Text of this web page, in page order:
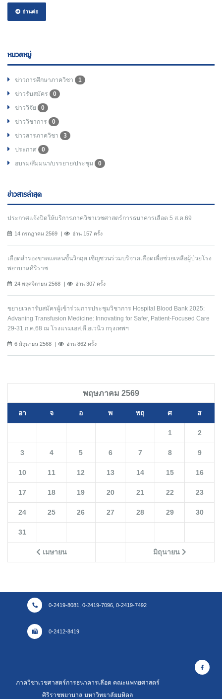
อ่านต่อ
หมวดหมู่
ข่าวการศึกษาภาควิชา
1
ข่าวรับสมัคร
0
ข่าววิจัย
0
ข่าววิชาการ
0
ข่าวสารภาควิชา
3
ประกาศ
0
อบรม/สัมมนา/บรรยาย/ประชุม
0
ข่าวสารล่าสุด
ประกาศแจ้งปิดให้บริการภาควิชาเวชศาสตร์การธนาคารเลือด 5 ส.ค.69
14 กรกฎาคม 2569 อ่าน 157 ครั้ง
เลือดสำรองขาดแคลนขั้นวิกฤต เชิญชวนร่วมบริจาคเลือดเพื่อช่วยเหลือผู้ป่วยโรง
พยาบาลศิริราช
24 พฤศจิกายน 2568 อ่าน 307 ครั้ง
ขยายเวลารับสมัครผู้เข้าร่วมการประชุมวิชาการ Hospital Blood Bank 2025:
Advaning Transfusion Medicine: Innovating for Safer, Patient-Focused Care
29-31 ก.ค.68 ณ โรงแรมเอส.ดี.อเวนิว กรุงเทพฯ
6 มิถุนายน 2568 อ่าน 862 ครั้ง
พฤษภาคม 2569
อา จ อ พ พฤ ศ ส
เมษายน มิถุนายน
1 2
3 4 5 6 7 8 9
10 11 12 13 14 15 16
17 18 19 20 21 22 23
24 25 26 27 28 29 30
31
0-2419-8081, 0-2419-7096, 0-2419-7492
0-2412-8419
ภาควิชาเวชศาสตร์การธนาคารเลือด คณะแพทยศาสตร์
ศิริราชพยาบาล มหาวิทยาลัยมหิดล